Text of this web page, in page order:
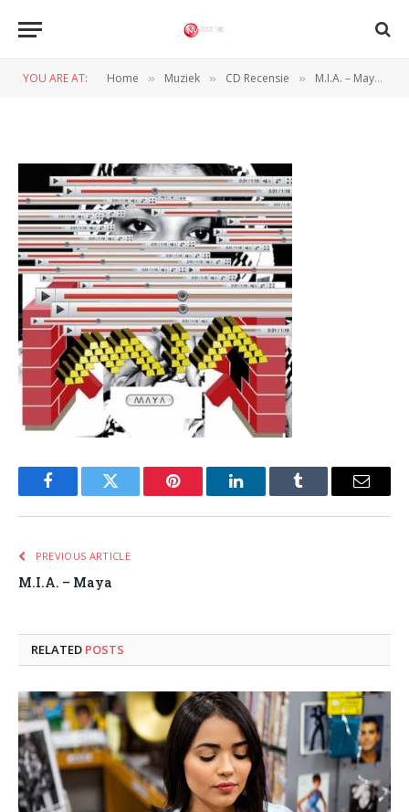
YOU ARE AT: Home » Muziek » CD Recensie » M.I.A. – Maya
FacebookTwitter Pinterest LinkedInTumblr Email
PREVIOUS ARTICLE
M.I.A. – Maya
RELATED POSTS